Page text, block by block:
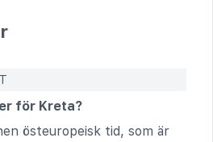
för Kreta?
östeuropeisk tid, som är